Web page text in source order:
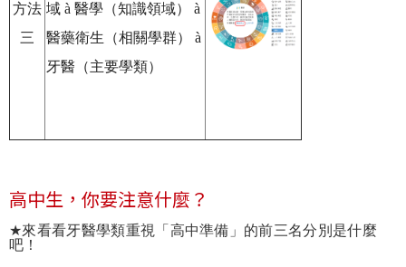
方法
三
域 à 醫學（知識領域） à
醫藥衛生（相關學群） à
牙醫（主要學類）
高中生，你要注意什麼？
★來看看牙醫學類重視「高中準備」的前三名分別是什麼
吧！